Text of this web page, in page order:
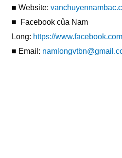
■ Website:
■ Facebook của Nam
Long: https://
■ Email: